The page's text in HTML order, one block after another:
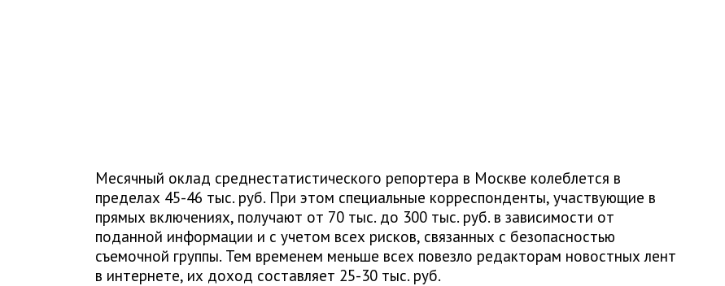
Месячный оклад среднестатистического репортера в Москве колеблется в
пределах 45-46 тыс. руб. При этом специальные корреспонденты, участвующие в
прямых включениях, получают от 70 тыс. до 300 тыс. руб. в зависимости от
поданной информации и с учетом всех рисков, связанных с безопасностью
съемочной группы. Тем временем меньше всех повезло редакторам новостных лент
в интернете, их доход составляет 25-30 тыс. руб.